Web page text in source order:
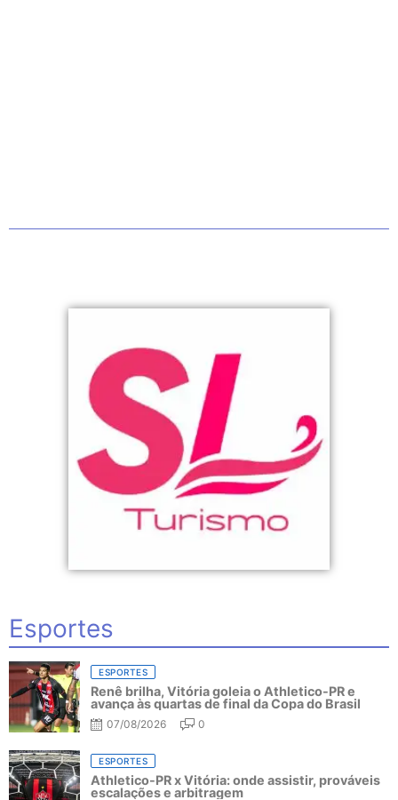
Esportes
ESPORTES
Renê brilha, Vitória goleia o Athletico-PR e
avança às quartas de final da Copa do Brasil
07/08/2026 0
ESPORTES
Athletico-PR x Vitória: onde assistir, prováveis
escalações e arbitragem